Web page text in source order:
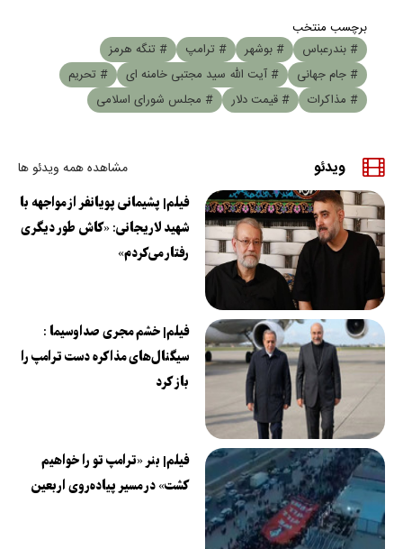
برچسب منتخب
# بندرعباس
# بوشهر # ترامپ
# تنگه هرمز
# جام جهانی
# آیت الله سید مجتبی خامنه ای
# تحریم
# مذاکرات
# قیمت دلار # مجلس شورای اسلامی
ویدئو مشاهده همه ویدئو ها
فیلم| پشیمانی پویانفر از مواجهه با
شهید لاریجانی: «کاش طور دیگری
رفتار می‌کردم»
فیلم| خشم مجری صداوسیما :
سیگنال‌های مذاکره دست ترامپ را
باز کرد
فیلم| بنر «ترامپ تو را خواهیم
کشت» در مسیر پیاده‌روی اربعین